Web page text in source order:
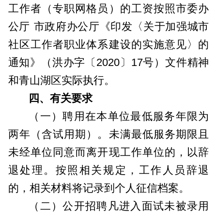
工作者（专职网格员）的工资按照市委办
公厅 市政府办公厅《印发〈关于加强城市
社区工作者职业体系建设的实施意见〉的
通知》（洪办字〔2020〕17号）文件精神
和青山湖区实际执行。
四、有关要求
（一）聘用在本单位最低服务年限为
两年（含试用期）。未满最低服务期限且
未经单位同意而离开现工作单位的，以辞
退处理。按照相关规定，工作人员辞退
的，相关材料将记录到个人征信档案。
（二）公开招聘凡进入面试未被录用